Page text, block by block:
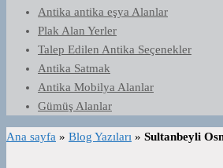
Antika antika eşya Alanlar
Plak Alan Yerler
Talep Edilen Antika Seçenekler
Antika Satmak
Antika Mobilya Alanlar
Gümüş Alanlar
Ana sayfa » Blog Yazıları » Sultanbeyli